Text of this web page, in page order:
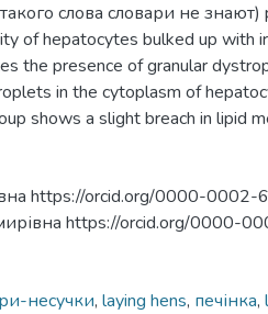
слова словари не знают)
of hepatocytes bulked up with
the presence of granular
in the cytoplasm of
shows a slight breach in lipid
https://orcid.org/0000-
https://orcid.org/0000-
несучки, laying hens, печінка,